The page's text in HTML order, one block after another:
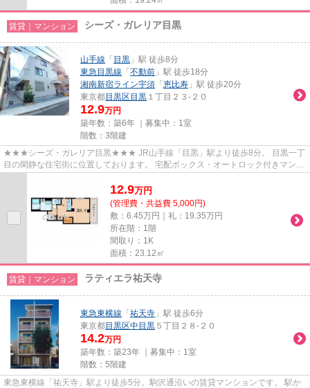
賃貸｜マンション シーズ・ガレリア目黒
山手線 「 目黒 」駅 徒歩8分
東急目黒線 「 不動前 」駅 徒歩18分
湘南新宿ライン宇須 「 恵比寿 」駅 徒歩20分
東京都目黒区 目黒 １丁目２３-２０
12.9万円
築年数：築6年 ｜募集中： 1室
階数：3階建
★★★シーズ・ガレリア目黒★★★ JR山手線「目黒」駅より徒歩8分。 目黒一丁
目の閑静な住宅街に位置しております。 宅配ボックス・オートロック付きマンシ
12.9万円
(管理費・共益費 5,000円)
敷：6.45万円｜礼：19.35万円
所在階：1階
間取り：1K
面積：23.12㎡
賃貸｜マンション ラティエラ祐天寺
東急東横線 「 祐天寺 」駅 徒歩6分
東京都目黒区中目黒 ５丁目２８-２０
14.2万円
築年数：築23年 ｜募集中： 1室
階数：5階建
東急東横線「祐天寺」駅より徒歩5分。駒沢通沿いの賃貸マンションです。 駅か